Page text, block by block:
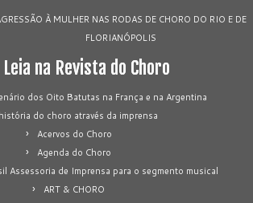
À MULHER NAS RODAS DE CHORO DO RIO E DE
FLORIANÓPOLIS
Leia na Revista do Choro
dos Oito Batutas na França e na Argentina
do choro através da imprensa
Acervos do Choro
Agenda do Choro
Assessoria de Imprensa para o segmento musical
ART & CHORO